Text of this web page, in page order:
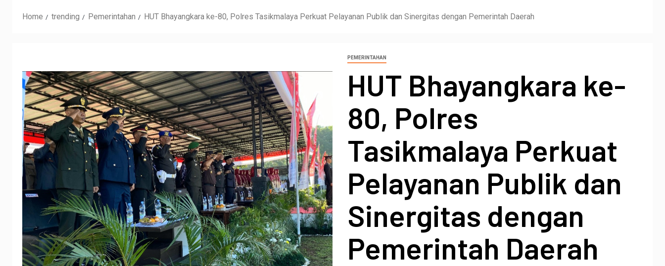
Home trending Pemerintahan HUT Bhayangkara ke-80, Polres Tasikmalaya Perkuat Pelayanan Publik dan Sinergitas dengan Pemerintah Daerah
PEMERINTAHAN
HUT Bhayangkara ke-
80, Polres
Tasikmalaya Perkuat
Pelayanan Publik dan
Sinergitas dengan
Pemerintah Daerah